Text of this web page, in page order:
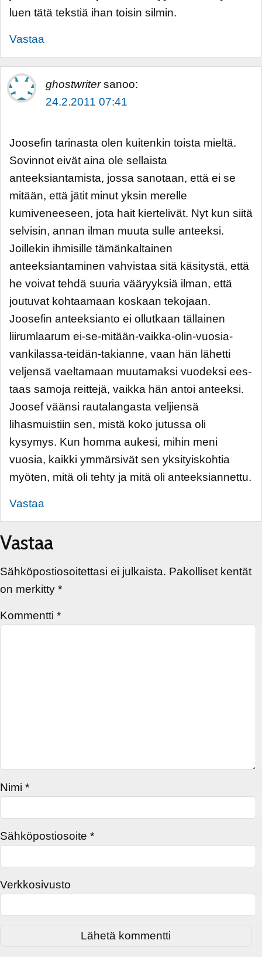
luen tätä tekstiä ihan toisin silmin.
Vastaa
ghostwriter sanoo:
24.2.2011 07:41
Joosefin tarinasta olen kuitenkin toista mieltä.
Sovinnot eivät aina ole sellaista
anteeksiantamista, jossa sanotaan, että ei se
mitään, että jätit minut yksin merelle
kumiveneeseen, jota hait kiertelivät. Nyt kun siitä
selvisin, annan ilman muuta sulle anteeksi.
Joillekin ihmisille tämänkaltainen
anteeksiantaminen vahvistaa sitä käsitystä, että
he voivat tehdä suuria vääryyksiä ilman, että
joutuvat kohtaamaan koskaan tekojaan.
Joosefin anteeksianto ei ollutkaan tällainen
liirumlaarum ei-se-mitään-vaikka-olin-vuosia-
vankilassa-teidän-takianne, vaan hän lähetti
veljensä vaeltamaan muutamaksi vuodeksi ees-
taas samoja reittejä, vaikka hän antoi anteeksi.
Joosef väänsi rautalangasta veljiensä
lihasmuistiin sen, mistä koko jutussa oli
kysymys. Kun homma aukesi, mihin meni
vuosia, kaikki ymmärsivät sen yksityiskohtia
myöten, mitä oli tehty ja mitä oli anteeksiannettu.
Vastaa
Vastaa
Sähköpostiosoitettasi ei julkaista. Pakolliset kentät
on merkitty *
Kommentti *
Nimi *
Sähköpostiosoite *
Verkkosivusto